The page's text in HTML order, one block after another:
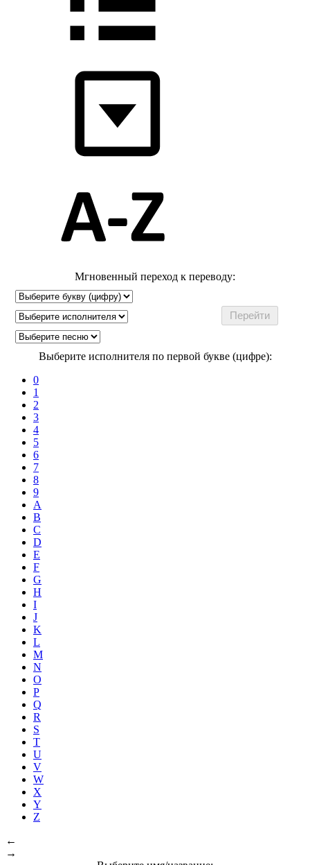
Мгновенный переход к переводу:
Выберите исполнителя по первой букве (цифре):
0
1
2
3
4
5
6
7
8
9
A
B
C
D
E
F
G
H
I
J
K
L
M
N
O
P
Q
R
S
T
U
V
W
X
Y
Z
←
→